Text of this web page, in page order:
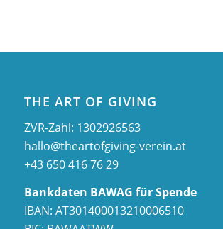
THE ART OF GIVING
ZVR-Zahl: 1302926563
hallo@theartofgiving-verein.at
+43 650 416 76 29
Bankdaten BAWAG für Spende
IBAN: AT301400013210006510